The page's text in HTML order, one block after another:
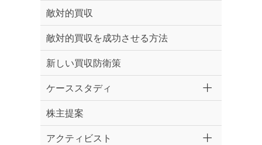
敵対的買収
敵対的買収を成功させる方法
新しい買収防衛策
ケーススタディ
株主提案
アクティビスト